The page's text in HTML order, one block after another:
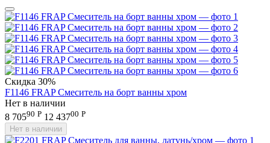
Скидка 30%
F1146 FRAP Смеситель на борт ванны хром
Нет в наличии
8 70590 Р 12 43700 Р
Нет в наличии